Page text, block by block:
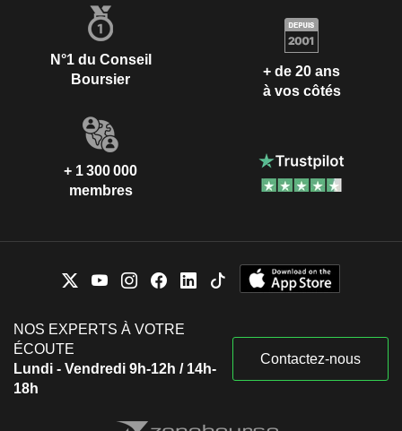
N°1 du Conseil
Boursier
+ de 20 ans
à vos côtés
+ 1 300 000
membres
NOS EXPERTS À VOTRE
ÉCOUTE
Lundi - Vendredi 9h-12h / 14h-
18h
Contactez-nous